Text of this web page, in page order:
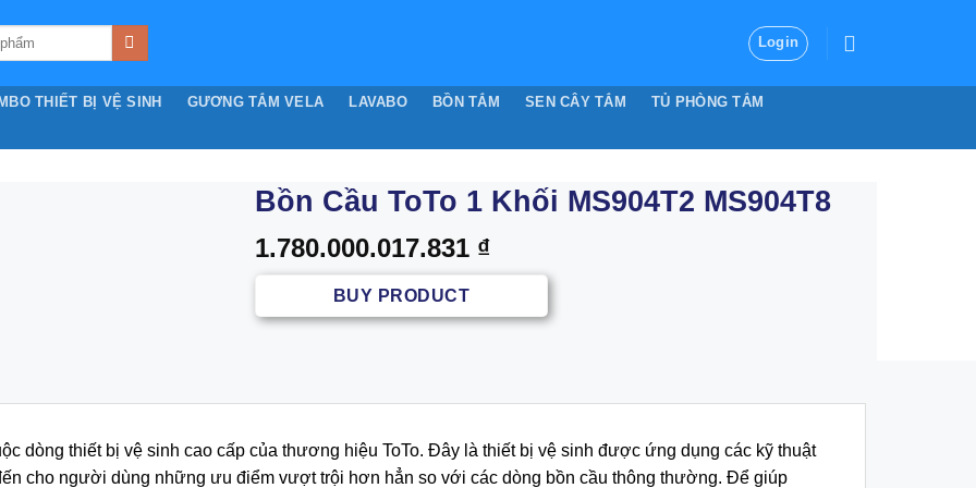
Login
THIẾT BỊ VỆ SINH GƯƠNG TẮM VELA LAVABO BỒN TẮM SEN CÂY TẮM
TỦ PHÒNG TẮM
Bồn Cầu ToTo 1 Khối MS904T2 MS904T8
1.780.000.017.831 ₫
BUY PRODUCT
dòng thiết bị vệ sinh cao cấp của thương hiệu ToTo. Đây là thiết bị vệ sinh được ứng dụng các kỹ thuật
cho người dùng những ưu điểm vượt trội hơn hẳn so với các dòng bồn cầu thông thường. Để giúp